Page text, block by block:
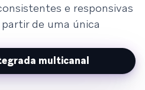
e responsivas
de uma única
multicanal